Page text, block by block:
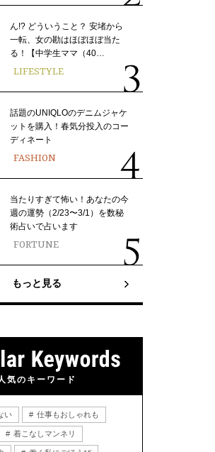
ん!? どういうこと？ 安堵から
一転、女の勘はほぼほぼ当た
る！【中学生ママ（40…
LIFESTYLE
話題のUNIQLOのデニムジャケ
ットを購入！春気分投入のコー
ディネート
FASHION
当たりすぎて怖い！あなたの今
週の運勢（2/23〜3/1）を数秘
術占いで占います
FORTUNE
もっと見る
気のキーワード
い 仕事もおしゃれも
着こなしマンネリ